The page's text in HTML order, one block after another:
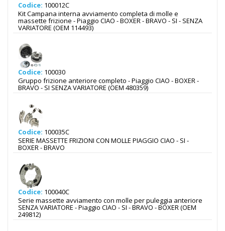
Codice: 100012C
Kit Campana interna avviamento completa di molle e
massette frizione - Piaggio CIAO - BOXER - BRAVO - SI - SENZA
VARIATORE (OEM 114493)
Codice: 100030
Gruppo frizione anteriore completo - Piaggio CIAO - BOXER -
BRAVO - SI SENZA VARIATORE (OEM 480359)
Codice: 100035C
SERIE MASSETTE FRIZIONI CON MOLLE PIAGGIO CIAO - SI -
BOXER - BRAVO
Codice: 100040C
Serie massette avviamento con molle per puleggia anteriore
SENZA VARIATORE - Piaggio CIAO - SI - BRAVO - BOXER (OEM
249812)